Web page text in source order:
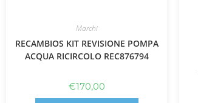
Marchi
RECAMBIOS KIT REVISIONE POMPA
ACQUA RICIRCOLO REC876794
€170,00